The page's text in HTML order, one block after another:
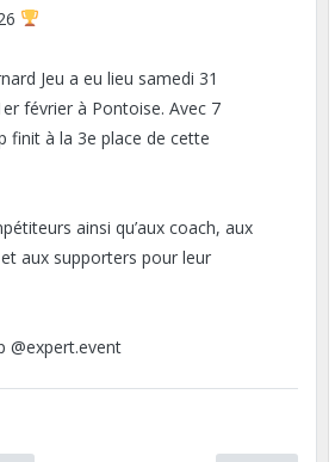
Jeu a eu lieu samedi 31
février à Pontoise. Avec 7
finit à la 3e place de cette
ainsi qu’aux coach, aux
aux supporters pour leur
@expert.event